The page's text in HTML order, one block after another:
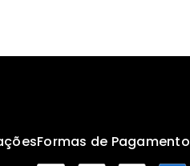
Formas de Pagamento